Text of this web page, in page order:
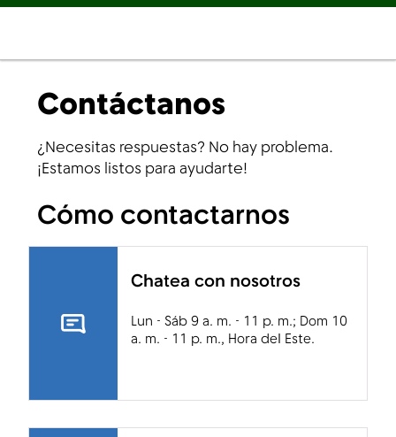
Contáctanos
¿Necesitas respuestas? No hay problema.
¡Estamos listos para ayudarte!
Cómo contactarnos
Chatea con nosotros
Lun - Sáb 9 a. m. - 11 p. m.; Dom 10
a. m. - 11 p. m., Hora del Este.